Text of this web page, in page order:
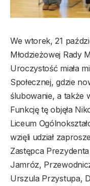
We wtorek, 21
Młodzieżowej Rady
Uroczystość miała
Społecznej, gdzie
ślubowanie, a także
Funkcję tę objęła
Liceum
wzięli udział
Zastępca
Jamróz,
Urszula Przystupa,